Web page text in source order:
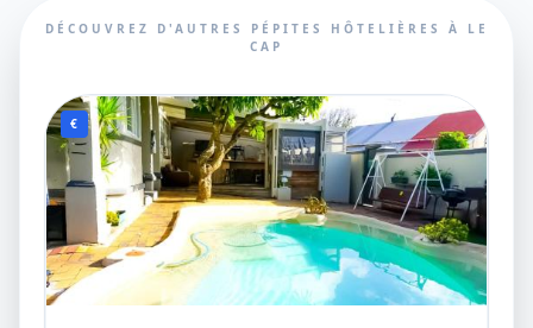
DÉCOUVREZ D'AUTRES PÉPITES HÔTELIÈRES À LE
CAP
€